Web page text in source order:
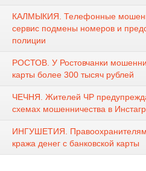
КАЛМЫКИЯ. Телефонные
сервис подмены номеров и
полиции
РОСТОВ. У Ростовчанки
карты более 300 тысяч рублей
ЧЕЧНЯ. Жителей ЧР
схемах мошенничества в
ИНГУШЕТИЯ.
кража денег с банковской карты